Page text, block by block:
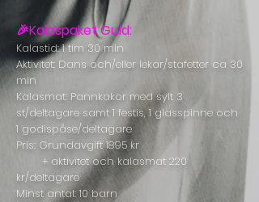
🎉Kalaspaket Guld:
Kalastid: 1 tim 30 min
Aktivitet: Dans och/eller lekar/stafetter ca 30
min
Kalasmat: Pannkakor med sylt 3
st/deltagare samt 1 festis, 1 glasspinne och
1 godispåse/deltagare
Pris: Grundavgift 1895 kr
+ aktivitet och kalasmat 220
kr/deltagare
Minst antal: 10 barn